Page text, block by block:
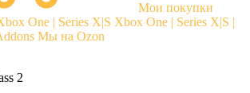
Мои покупки
One | Series X|S Xbox One | Series X|S |
Мы на Ozon
2